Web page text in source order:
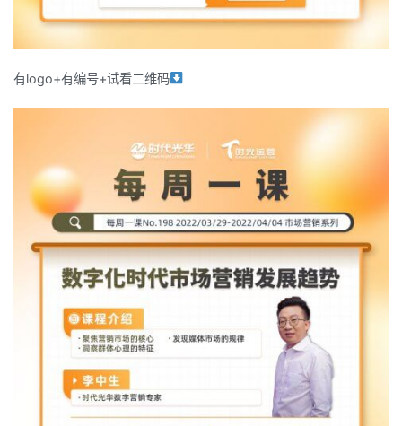
有logo+有编号+试看二维码